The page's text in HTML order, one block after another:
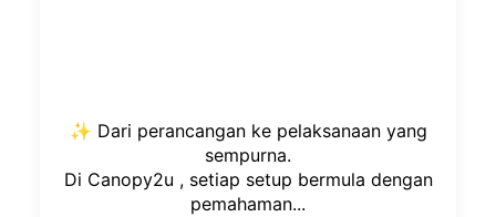
✨ Dari perancangan ke pelaksanaan yang
sempurna.
Di Canopy2u , setiap setup bermula dengan
pemahaman...